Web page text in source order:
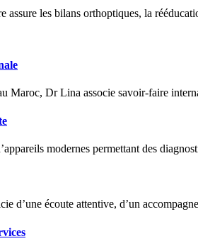
assure les bilans orthoptiques, la
Maroc, Dr Lina associe savoir-faire
modernes permettant des
d’une écoute attentive, d’un